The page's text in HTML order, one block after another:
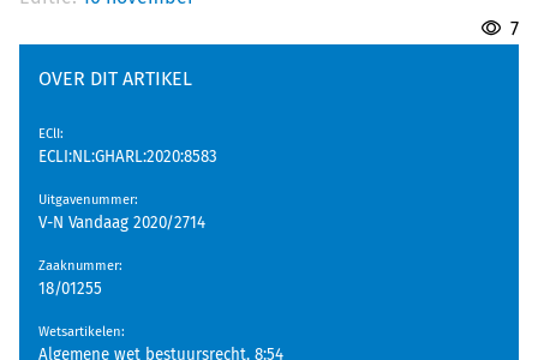
7
OVER DIT ARTIKEL
EClI:
ECLI:NL:GHARL:2020:8583
Uitgavenummer:
V-N Vandaag 2020/2714
Zaaknummer:
18/01255
Wetsartikelen:
Algemene wet bestuursrecht, 8:54